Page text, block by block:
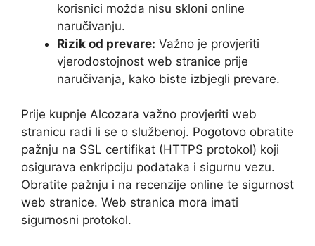
korisnici možda nisu skloni online
naručivanju.
Rizik od prevare: Važno je provjeriti
vjerodostojnost web stranice prije
naručivanja, kako biste izbjegli prevare.
Prije kupnje Alcozara važno provjeriti web
stranicu radi li se o službenoj. Pogotovo obratite
pažnju na SSL certifikat (HTTPS protokol) koji
osigurava enkripciju podataka i sigurnu vezu.
Obratite pažnju i na recenzije online te sigurnost
web stranice. Web stranica mora imati
sigurnosni protokol.